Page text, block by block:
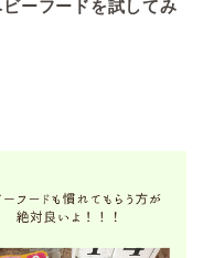
ーフードを試してみ